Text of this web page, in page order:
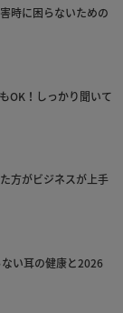
時に困らないための
OK！しっかり聞いて
方がビジネスが上手
い耳の健康と2026